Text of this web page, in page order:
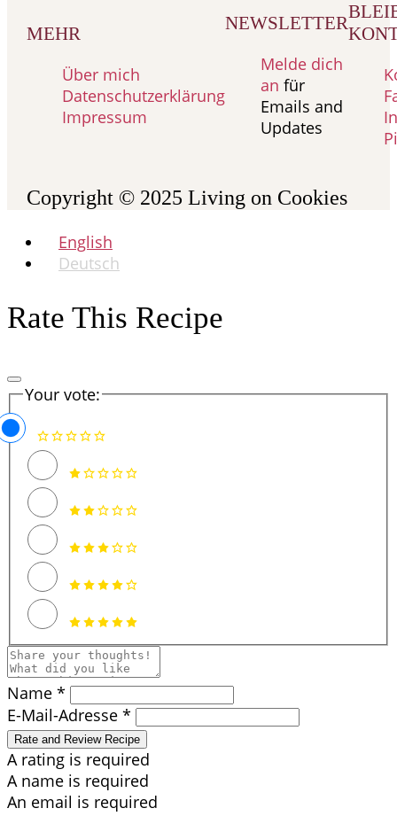
MEHR
Über mich
Datenschutzerklärung
Impressum
NEWSLETTER
Melde dich
an für
Emails and
Updates
Copyright © 2025 Living on Cookies
English
Deutsch
Rate This Recipe
Your vote:
Name *
E-Mail-Adresse *
Rate and Review Recipe
A rating is required
A name is required
An email is required